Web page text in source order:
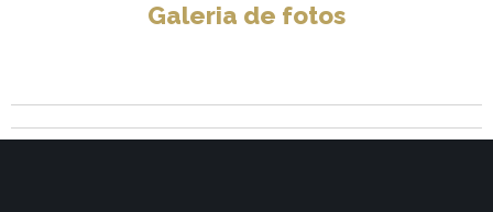
Galeria de fotos